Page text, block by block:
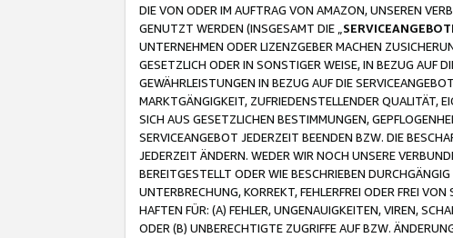
DIE VON ODER IM AUFTRAG VON AMAZON, UNSEREN
GENUTZT WERDEN (INSGESAMT DIE „
UNTERNEHMEN ODER LIZENZGEBER MACHEN
GESETZLICH ODER IN SONSTIGER WEISE, IN BEZUG AUF
GEWÄHRLEISTUNGEN IN BEZUG AUF DIE
MARKTGÄNGIGKEIT, ZUFRIEDENSTELLENDER QUALITÄT,
SICH AUS GESETZLICHEN BESTIMMUNGEN,
SERVICEANGEBOT JEDERZEIT BEENDEN BZW. DIE
JEDERZEIT ÄNDERN. WEDER WIR NOCH UNSERE
BEREITGESTELLT ODER WIE BESCHRIEBEN
UNTERBRECHUNG, KORREKT, FEHLERFREI ODER FREI
HAFTEN FÜR: (A) FEHLER, UNGENAUIGKEITEN, VIREN,
ODER (B) UNBERECHTIGTE ZUGRIFFE AUF BZW.